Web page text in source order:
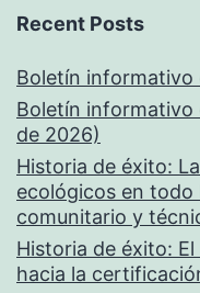
Recent Posts
Boletín informativo
Boletín informativo
de 2026)
Historia de éxito:
ecológicos en
comunitario y
Historia de éxito:
hacia la